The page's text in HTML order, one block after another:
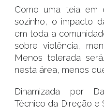
Como uma teia em
sozinho, o impacto
em toda a
sobre violência,
Menos tolerada
nesta área, menos
Dinamizada por
Técnico da Direção e